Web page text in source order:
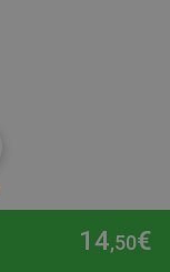
14,50€